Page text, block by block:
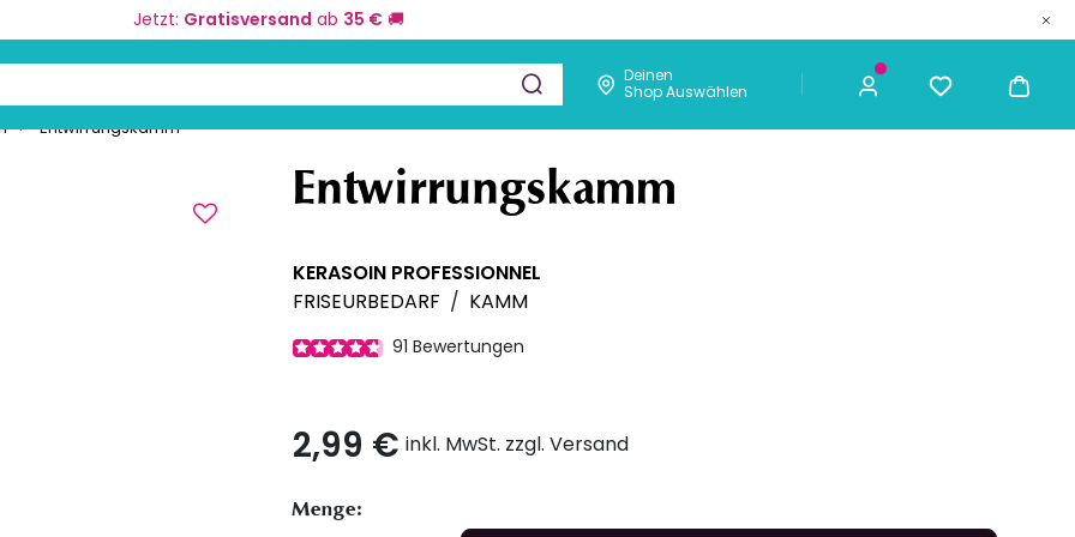
Jetzt: Gratisversand ab 35 € 🚚
Deinen
Shop Auswählen
Kosmetik Männer Chaarmant
Entwirrungskamm
Entwirrungskamm
KERASOIN PROFESSIONNEL
FRISEURBEDARF / KAMM
91 Bewertungen
2,99 € inkl. MwSt. zzgl. Versand
Menge: